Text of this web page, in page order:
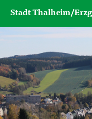
Stadt Thalheim/